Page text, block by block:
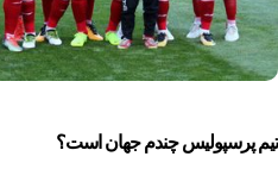
تیم پرسپولیس چندم جهان است؟